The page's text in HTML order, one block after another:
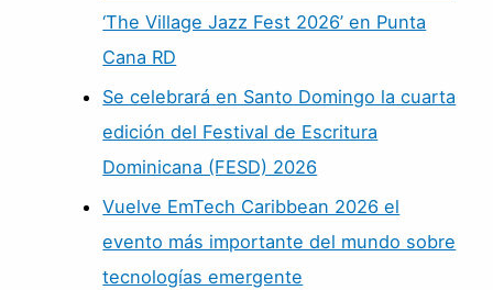
‘The Village Jazz Fest 2026’ en Punta
Cana RD
Se celebrará en Santo Domingo la cuarta
edición del Festival de Escritura
Dominicana (FESD) 2026
Vuelve EmTech Caribbean 2026 el
evento más importante del mundo sobre
tecnologías emergente